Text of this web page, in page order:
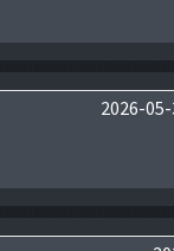
2026-